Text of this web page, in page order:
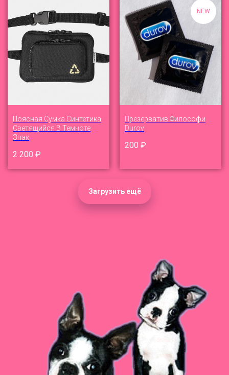
Поясная Cумка Синтетика
Светящийся В Темноте
Знак
2 200 ₽
NEW
Презерватив Философи
Durov
200 ₽
Загрузить ещё